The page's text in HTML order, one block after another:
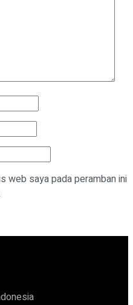
web saya pada peramban ini